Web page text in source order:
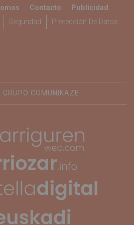
Contacto
Publicidad
Seguridad Protección De Datos
GRUPO COMUNIKAZE